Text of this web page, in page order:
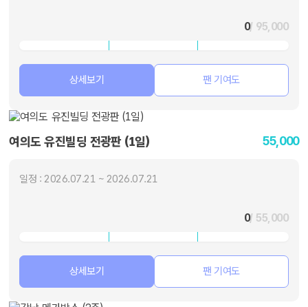
0/ 95,000
상세보기 팬 기여도
여의도 유진빌딩 전광판 (1일) 55,000
일정 : 2026.07.21 ~ 2026.07.21
0/ 55,000
상세보기 팬 기여도